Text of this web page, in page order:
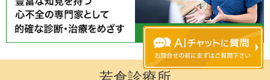
チャットボットを起動する